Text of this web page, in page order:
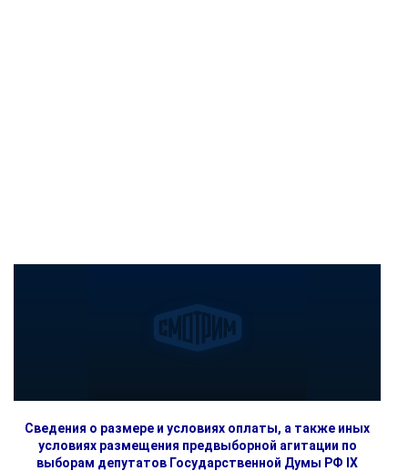
Сведения о размере и условиях оплаты, а также иных
условиях размещения предвыборной агитации по
выборам депутатов Государственной Думы РФ IX